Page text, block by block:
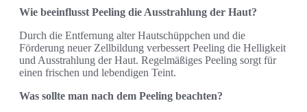
Wie beeinflusst Peeling die Ausstrahlung der Haut?
Durch die Entfernung alter Hautschüppchen und die
Förderung neuer Zellbildung verbessert Peeling die Helligkeit
und Ausstrahlung der Haut. Regelmäßiges Peeling sorgt für
einen frischen und lebendigen Teint.
Was sollte man nach dem Peeling beachten?